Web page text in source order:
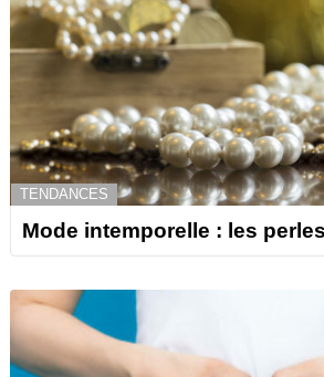
TENDANCES
Mode intemporelle : les